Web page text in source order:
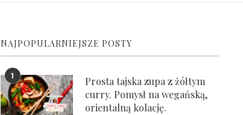
NAJPOPULARNIEJSZE POSTY
1
Prosta tajska zupa z żółtym
curry. Pomysł na wegańską,
orientalną kolację.